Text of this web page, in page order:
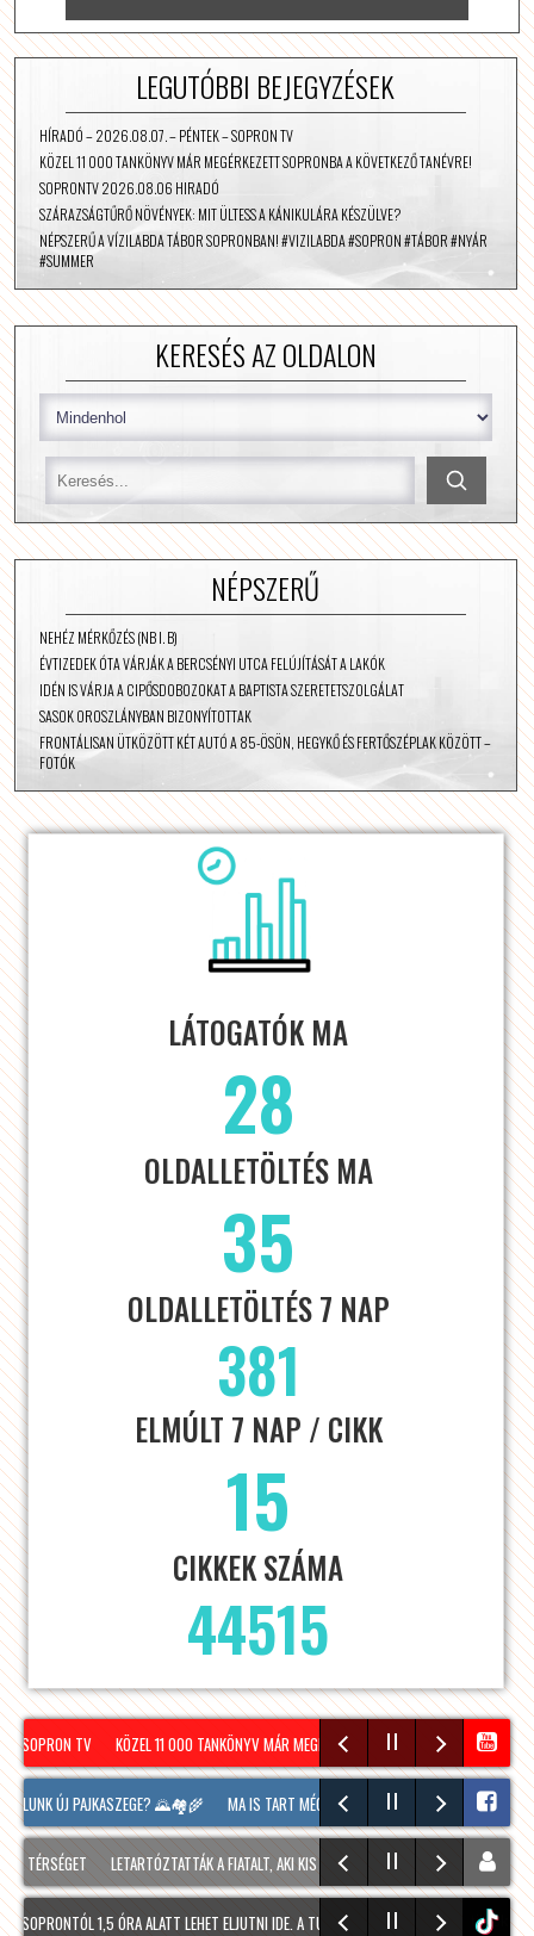
LEGUTÓBBI BEJEGYZÉSEK
HÍRADÓ – 2026.08.07. – PÉNTEK – SOPRON TV
KÖZEL 11 000 TANKÖNYV MÁR MEGÉRKEZETT SOPRONBA A KÖVETKEZŐ TANÉVRE!
SOPRONTV 2026.08.06 HIRADÓ
SZÁRAZSÁGTŰRŐ NÖVÉNYEK: MIT ÜLTESS A KÁNIKULÁRA KÉSZÜLVE?
NÉPSZERŰ A VÍZILABDA TÁBOR SOPRONBAN! #VIZILABDA #SOPRON #TÁBOR #NYÁR
#SUMMER
KERESÉS AZ OLDALON
NÉPSZERŰ
NEHÉZ MÉRKŐZÉS (NB I. B)
ÉVTIZEDEK ÓTA VÁRJÁK A BERCSÉNYI UTCA FELÚJÍTÁSÁT A LAKÓK
IDÉN IS VÁRJA A CIPŐSDOBOZOKAT A BAPTISTA SZERETETSZOLGÁLAT
SASOK OROSZLÁNYBAN BIZONYÍTOTTAK
FRONTÁLISAN ÜTKÖZÖTT KÉT AUTÓ A 85-ÖSÖN, HEGYKŐ ÉS FERTŐSZÉPLAK KÖZÖTT –
FOTÓK
LÁTOGATÓK MA
28
OLDALLETÖLTÉS MA
35
OLDALLETÖLTÉS 7 NAP
381
ELMÚLT 7 NAP / CIKK
15
CIKKEK SZÁMA
44515
TV KÖZEL 11 000 TANKÖNYV MÁR MEGÉRKEZETT SOPRONBA A KÖVETKEZŐ
ÚJ PAJKASZEGE? 🌄🏘️🌾 MA IS TART MÉG A SOPRONI BORÜNNEP, 20
LETARTÓZTATTÁK A FIATALT, AKI KIS HÍJÁN MEGÖLT EGY 28 ÉVES FÉRFIT
1,5 ÓRA ALATT LEHET ELJUTNI IDE. A TÚRA A PREINER GSCHEID PARKOLÓBÓL
tiktok